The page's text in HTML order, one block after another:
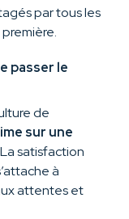
par tous les
passer le
de
sur une
La satisfaction
à
attentes et